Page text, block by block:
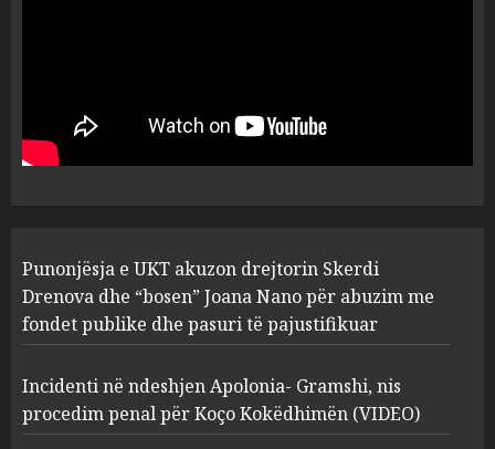
1
“bosen” Joana Nano për
abuzim me fondet publike dhe
pasuri të pajustifikuar
2
Apolonia- Gramshi, nis
procedim penal për Koço
Kokëdhimën (VIDEO)
MARCH 27, 2025
FOTO/ Persona të maskuar
sulmuan “One Albania”,
Punonjësja e UKT akuzon drejtorin Skerdi
Drenova dhe “bosen” Joana Nano për abuzim me
fondet publike dhe pasuri të pajustifikuar
Incidenti në ndeshjen Apolonia- Gramshi, nis
procedim penal për Koço Kokëdhimën (VIDEO)